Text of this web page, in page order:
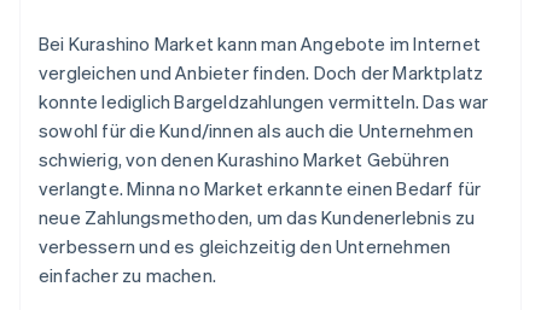
Erfahren Sie, wie Stripe Lösungen für die
Jetzt ansehen
Bei Kurashino Market kann man Angebote im Internet
vergleichen und Anbieter finden. Doch der Marktplatz
konnte lediglich Bargeldzahlungen vermitteln. Das war
sowohl für die Kund/innen als auch die Unternehmen
schwierig, von denen Kurashino Market Gebühren
verlangte. Minna no Market erkannte einen Bedarf für
neue Zahlungsmethoden, um das Kundenerlebnis zu
verbessern und es gleichzeitig den Unternehmen
einfacher zu machen.